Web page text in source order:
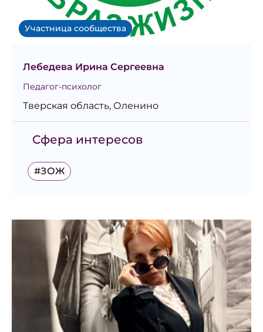
Участница сообщества
Лебедева Ирина Сергеевна
Педагог-психолог
Тверская область, Оленино
Сфера интересов
#ЗОЖ